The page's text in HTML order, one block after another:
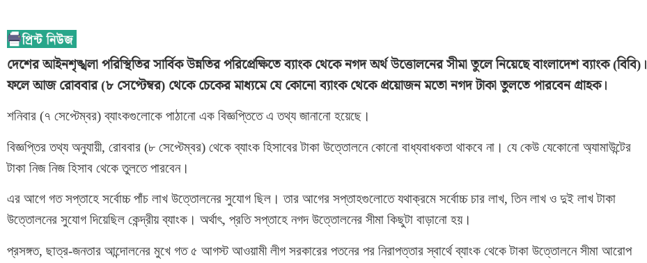
দেশের আইনশৃঙ্খলা পরিস্থিতির সার্বিক উন্নতির পরিপ্রেক্ষিতে ব্যাংক থেকে নগদ অর্থ উত্তোলনের সীমা তুলে নিয়েছে বাংলাদেশ ব্যাংক (বিবি)।
ফলে আজ রোববার (৮ সেপ্টেম্বর) থেকে চেকের মাধ্যমে যে কোনো ব্যাংক থেকে প্রয়োজন মতো নগদ টাকা তুলতে পারবেন গ্রাহক।
শনিবার (৭ সেপ্টেম্বর) ব্যাংকগুলোকে পাঠানো এক বিজ্ঞপ্তিতে এ তথ্য জানানো হয়েছে।
বিজ্ঞপ্তির তথ্য অনুযায়ী, রোববার (৮ সেপ্টেম্বর) থেকে ব্যাংক হিসাবের টাকা উত্তোলনে কোনো বাধ্যবাধকতা থাকবে না। যে কেউ যেকোনো অ্যামাউন্টের
টাকা নিজ নিজ হিসাব থেকে তুলতে পারবেন।
এর আগে গত সপ্তাহে সর্বোচ্চ পাঁচ লাখ উত্তোলনের সুযোগ ছিল। তার আগের সপ্তাহগুলোতে যথাক্রমে সর্বোচ্চ চার লাখ, তিন লাখ ও দুই লাখ টাকা
উত্তোলনের সুযোগ দিয়েছিল কেন্দ্রীয় ব্যাংক। অর্থাৎ, প্রতি সপ্তাহে নগদ উত্তোলনের সীমা কিছুটা বাড়ানো হয়।
প্রসঙ্গত, ছাত্র-জনতার আন্দোলনের মুখে গত ৫ আগস্ট আওয়ামী লীগ সরকারের পতনের পর নিরাপত্তার স্বার্থে ব্যাংক থেকে টাকা উত্তোলনে সীমা আরোপ